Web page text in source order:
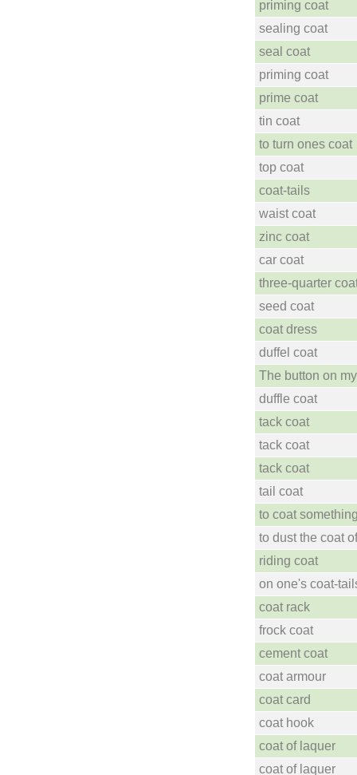
priming coat
sealing coat
seal coat
priming coat
prime coat
tin coat
to turn ones coat
top coat
coat-tails
waist coat
zinc coat
car coat
three-quarter
seed coat
coat dress
duffel coat
The button on
duffle coat
tack coat
tack coat
tack coat
tail coat
to coat something
to dust the coat of
riding coat
on one's coat-
coat rack
frock coat
cement coat
coat armour
coat card
coat hook
coat of laquer
coat of laquer